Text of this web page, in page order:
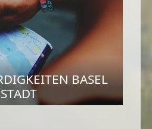
BASEL
STADT